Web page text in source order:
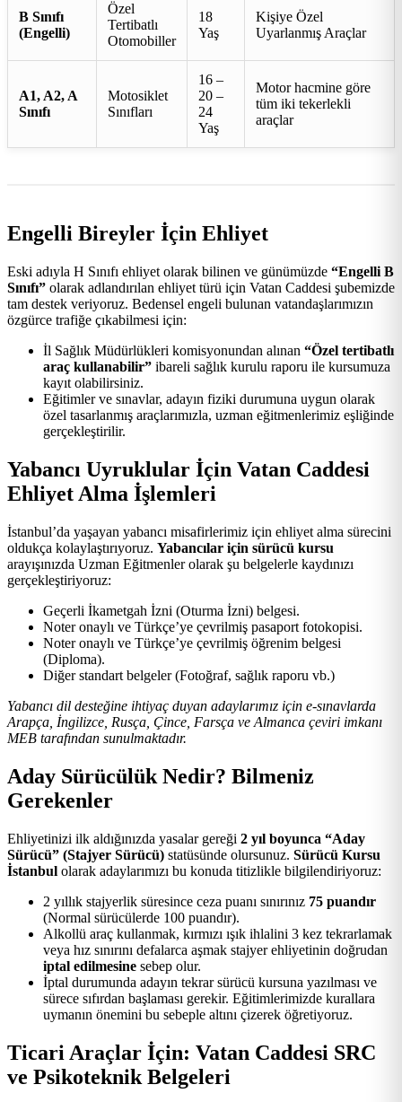
B Sınıfı
(Engelli)
Özel
Tertibatlı
Otomobiller
18
Yaş
Kişiye Özel
Uyarlanmış Araçlar
A1, A2, A
Sınıfı
Motosiklet
Sınıfları
16 –
20 –
24
Yaş
Motor hacmine göre
tüm iki tekerlekli
araçlar
Engelli Bireyler İçin Ehliyet
Eski adıyla H Sınıfı ehliyet olarak bilinen ve günümüzde “Engelli B
Sınıfı” olarak adlandırılan ehliyet türü için Vatan Caddesi şubemizde
tam destek veriyoruz. Bedensel engeli bulunan vatandaşlarımızın
özgürce trafiğe çıkabilmesi için:
İl Sağlık Müdürlükleri komisyonundan alınan “Özel tertibatlı
araç kullanabilir” ibareli sağlık kurulu raporu ile kursumuza
kayıt olabilirsiniz.
Eğitimler ve sınavlar, adayın fiziki durumuna uygun olarak
özel tasarlanmış araçlarımızla, uzman eğitmenlerimiz eşliğinde
gerçekleştirilir.
Yabancı Uyruklular İçin Vatan Caddesi
Ehliyet Alma İşlemleri
İstanbul’da yaşayan yabancı misafirlerimiz için ehliyet alma sürecini
oldukça kolaylaştırıyoruz. Yabancılar için sürücü kursu
arayışınızda Uzman Eğitmenler olarak şu belgelerle kaydınızı
gerçekleştiriyoruz:
Geçerli İkametgah İzni (Oturma İzni) belgesi.
Noter onaylı ve Türkçe’ye çevrilmiş pasaport fotokopisi.
Noter onaylı ve Türkçe’ye çevrilmiş öğrenim belgesi
(Diploma).
Diğer standart belgeler (Fotoğraf, sağlık raporu vb.)
Yabancı dil desteğine ihtiyaç duyan adaylarımız için e-sınavlarda
Arapça, İngilizce, Rusça, Çince, Farsça ve Almanca çeviri imkanı
MEB tarafından sunulmaktadır.
Aday Sürücülük Nedir? Bilmeniz
Gerekenler
Ehliyetinizi ilk aldığınızda yasalar gereği 2 yıl boyunca “Aday
Sürücü” (Stajyer Sürücü) statüsünde olursunuz. Sürücü Kursu
İstanbul olarak adaylarımızı bu konuda titizlikle bilgilendiriyoruz:
2 yıllık stajyerlik süresince ceza puanı sınırınız 75 puandır
(Normal sürücülerde 100 puandır).
Alkollü araç kullanmak, kırmızı ışık ihlalini 3 kez tekrarlamak
veya hız sınırını defalarca aşmak stajyer ehliyetinin doğrudan
iptal edilmesine sebep olur.
İptal durumunda adayın tekrar sürücü kursuna yazılması ve
sürece sıfırdan başlaması gerekir. Eğitimlerimizde kurallara
uymanın önemini bu sebeple altını çizerek öğretiyoruz.
Ticari Araçlar İçin: Vatan Caddesi SRC
ve Psikoteknik Belgeleri